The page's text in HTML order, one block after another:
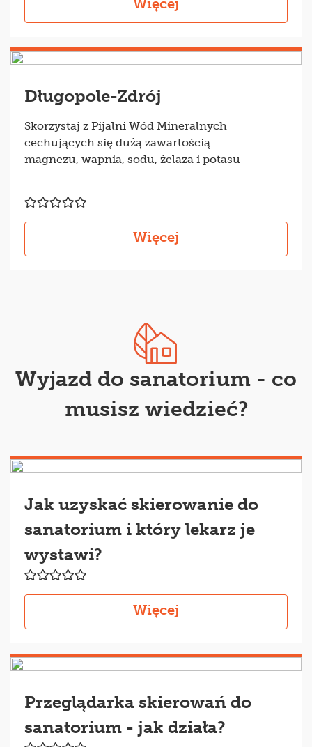
Więcej
Długopole-Zdrój
Skorzystaj z Pijalni Wód Mineralnych
cechujących się dużą zawartością
magnezu, wapnia, sodu, żelaza i potasu
Więcej
Wyjazd do sanatorium - co
musisz wiedzieć?
Jak uzyskać skierowanie do
sanatorium i który lekarz je
wystawi?
Więcej
Przeglądarka skierowań do
sanatorium - jak działa?